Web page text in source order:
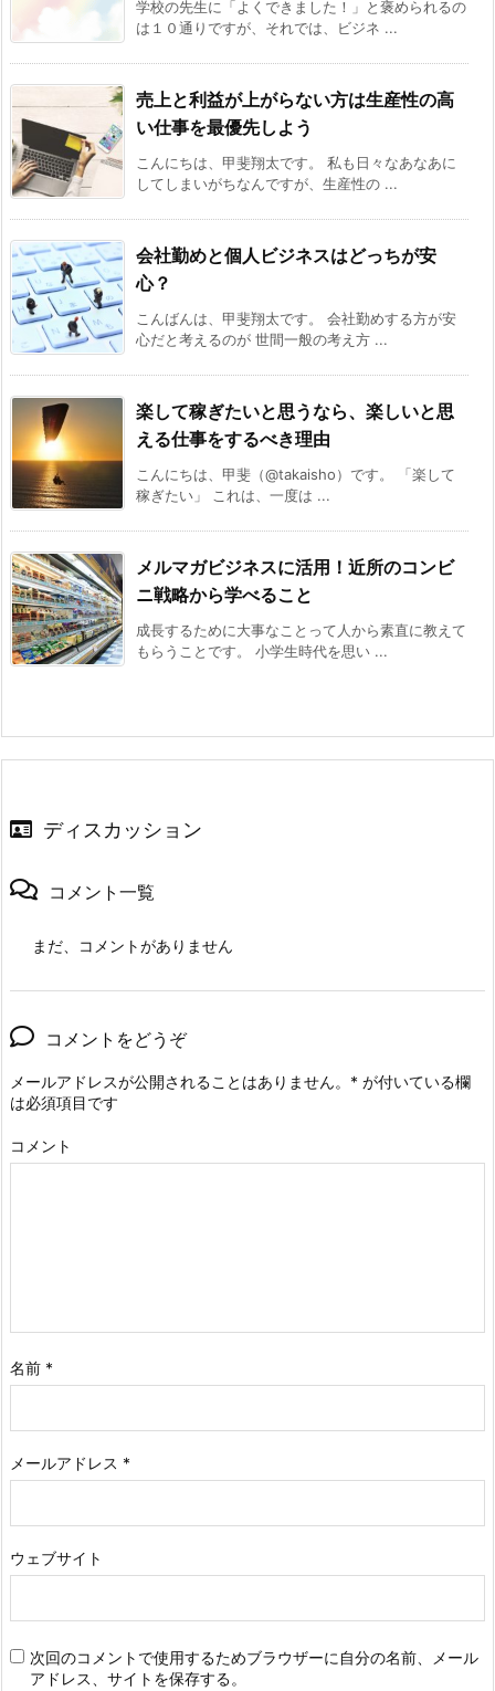
学校の先生に「よくできました！」と褒められるの
は１０通りですが、それでは、ビジネ ...
売上と利益が上がらない方は生産性の高
い仕事を最優先しよう
こんにちは、甲斐翔太です。 私も日々なあなあに
してしまいがちなんですが、生産性の ...
会社勤めと個人ビジネスはどっちが安
心？
こんばんは、甲斐翔太です。 会社勤めする方が安
心だと考えるのが 世間一般の考え方 ...
楽して稼ぎたいと思うなら、楽しいと思
える仕事をするべき理由
こんにちは、甲斐（@takaisho）です。 「楽して
稼ぎたい」 これは、一度は ...
メルマガビジネスに活用！近所のコンビ
ニ戦略から学べること
成長するために大事なことって人から素直に教えて
もらうことです。 小学生時代を思い ...
ディスカッション
コメント一覧
まだ、コメントがありません
コメントをどうぞ
メールアドレスが公開されることはありません。 * が付いている欄
は必須項目です
コメント
名前 *
メールアドレス *
ウェブサイト
次回のコメントで使用するためブラウザーに自分の名前、メール
アドレス、サイトを保存する。